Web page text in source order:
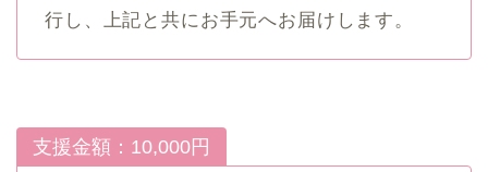
行し、上記と共にお手元へお届けします。
支援金額：10,000円